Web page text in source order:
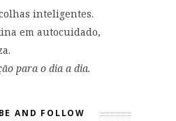
inteligentes.
em autocuidado,
para o dia a dia.
AND FOLLOW